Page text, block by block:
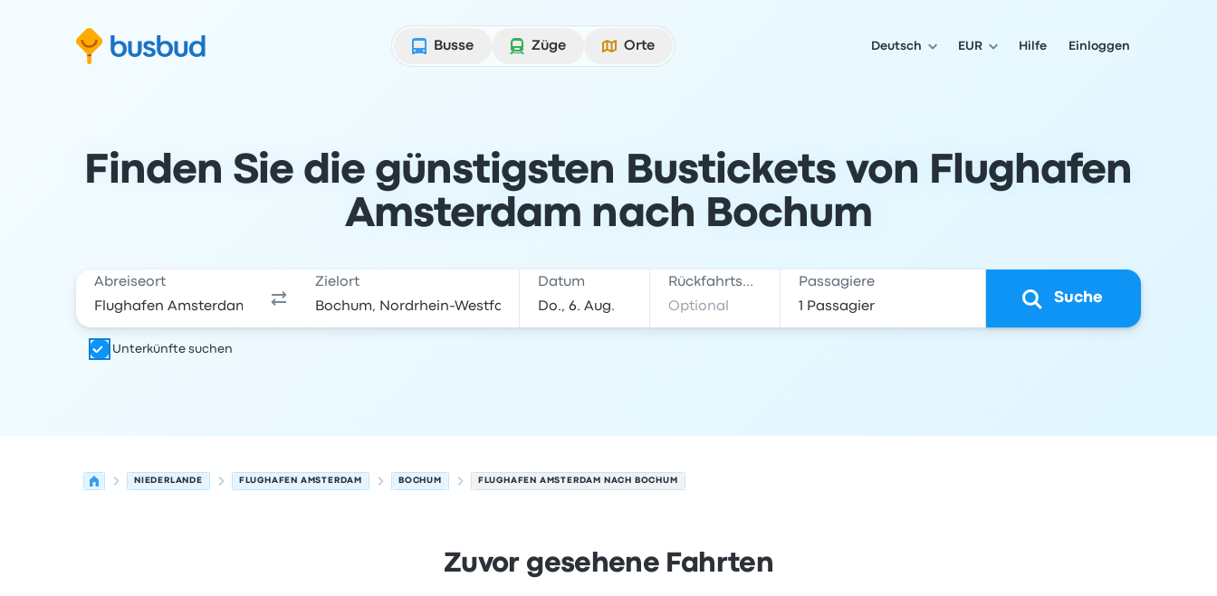
Busse
Züge Orte Deutsch EUR Hilfe Einloggen
Finden Sie die günstigsten Bustickets von Flughafen
Amsterdam nach Bochum
Abreiseort Zielort Datum Rückfahrtsdatum Passagiere
Suche
Unterkünfte suchen
NIEDERLANDE FLUGHAFEN AMSTERDAM BOCHUM FLUGHAFEN AMSTERDAM NACH BOCHUM
Zuvor gesehene Fahrten